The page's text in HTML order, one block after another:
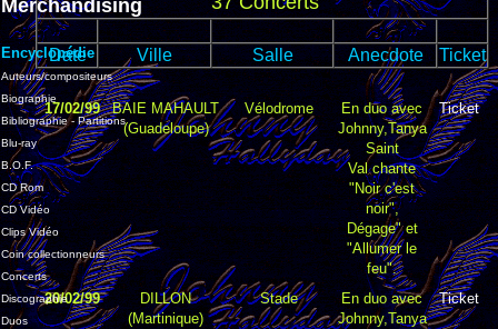
Merchandising
Encyclopédie
Auteurs/compositeurs
Biographie
Bibliographie - Partitions
Blu-ray
B.O.F.
CD Rom
CD Vidéo
Clips Vidéo
Coin collectionneurs
Concerts
Discographie
Duos
Date Ville Salle Anecdote Ticket
17/02/99
BAIE MAHAULT
(Guadeloupe)
Vélodrome
En duo avec
Johnny,Tanya
Saint
Val chante
"Noir c'est
noir",
Dégage" et
"Allumer le
feu".
Ticket
20/02/99
DILLON
(Martinique)
Stade
En duo avec
Johnny,Tanya
Ticket